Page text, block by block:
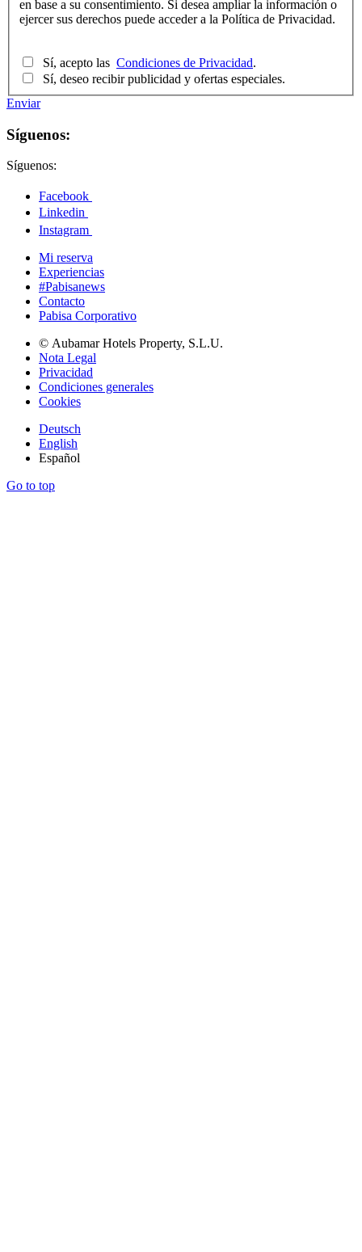
en base a su consentimiento. Si desea ampliar la información o
ejercer sus derechos puede acceder a la Política de Privacidad.
Condiciones de Privacidad.
Sí, deseo recibir publicidad y ofertas especiales.
Enviar
Síguenos:
Síguenos:
Facebook
Linkedin
Instagram
Mi reserva
Experiencias
#Pabisanews
Contacto
Pabisa Corporativo
© Aubamar Hotels Property, S.L.U.
Nota Legal
Privacidad
Condiciones generales
Cookies
Deutsch
English
Español
Go to top